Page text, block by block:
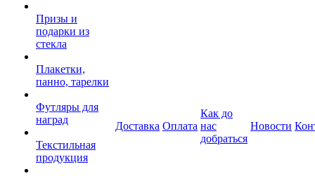
Призы и
подарки из
стекла
Плакетки,
панно, тарелки
Футляры для
наград
Текстильная
продукция
Доставка Оплата
Как до
нас
добраться
Новости